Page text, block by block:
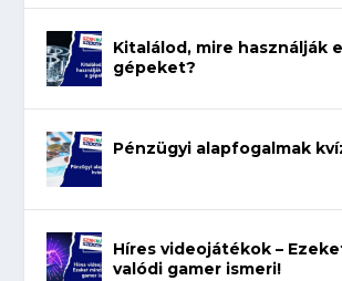
Kitalálod, mire használják
gépeket?
Pénzügyi alapfogalmak
Híres videojátékok –
valódi gamer ismeri!